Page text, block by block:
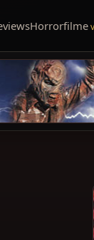
Horrorfilme